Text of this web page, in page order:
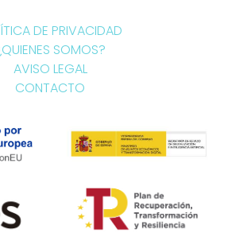
DE PRIVACIDAD
SOMOS?
AVISO LEGAL
CONTACTO